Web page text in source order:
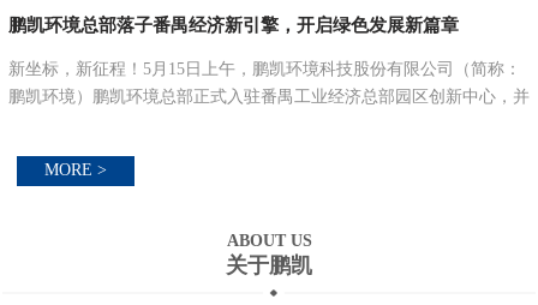
鹏凯环境总部落子番禺经济新引擎，开启绿色发展新篇章
新坐标，新征程！5月15日上午，鹏凯环境科技股份有限公司（简称：
鹏凯环境）鹏凯环境总部正式入驻番禺工业经济总部园区创新中心，并
MORE >
ABOUT US
关于鹏凯